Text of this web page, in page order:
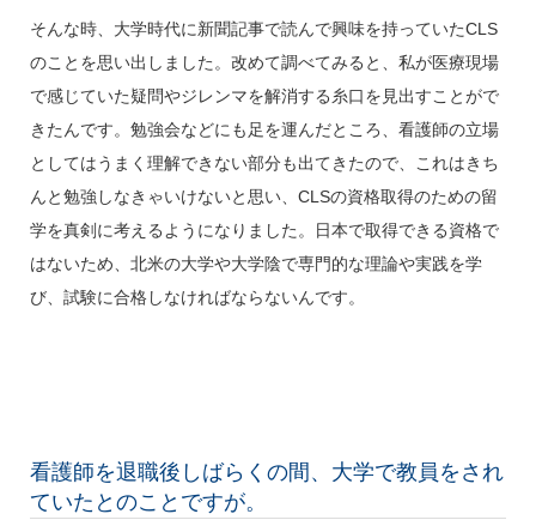
そんな時、大学時代に新聞記事で読んで興味を持っていたCLS
のことを思い出しました。改めて調べてみると、私が医療現場
で感じていた疑問やジレンマを解消する糸口を見出すことがで
きたんです。勉強会などにも足を運んだところ、看護師の立場
としてはうまく理解できない部分も出てきたので、これはきち
んと勉強しなきゃいけないと思い、CLSの資格取得のための留
学を真剣に考えるようになりました。日本で取得できる資格で
はないため、北米の大学や大学陰で専門的な理論や実践を学
び、試験に合格しなければならないんです。
看護師を退職後しばらくの間、大学で教員をされ
ていたとのことですが。